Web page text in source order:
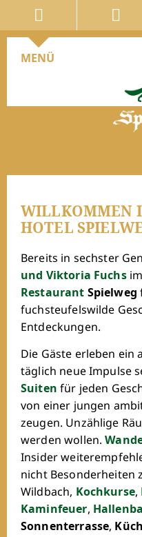
MENÜ
RESTAURANT
AKTIV
MEETINGS
KÄSEREI
KOCHKURSE
ZUM SHOP
GUTSCHEINE
NEWSLETTER
JOBS
KONTAKT
DE
ROMANTIK HOTEL
Spielweg 61
79244 Münstertal
fuchs@spielweg.com
WhatsApp
WILLKOMMEN
HOTEL
Bereits in sechster
und Viktoria Fuchsim
Restaurant Spielweg
fuchsteufelswilde
Entdeckungen.
Die Gäste erleben ein
täglich neue Impulse
Suiten für jeden
von einer jungen
zeugen. Unzählige
werden wollen.
Insider
nicht Besonderheiten
Wildbach, Kochkurse,
Kaminfeuer,
Sonnenterrasse,